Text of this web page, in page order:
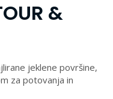
&
jeklene površine,
za potovanja in